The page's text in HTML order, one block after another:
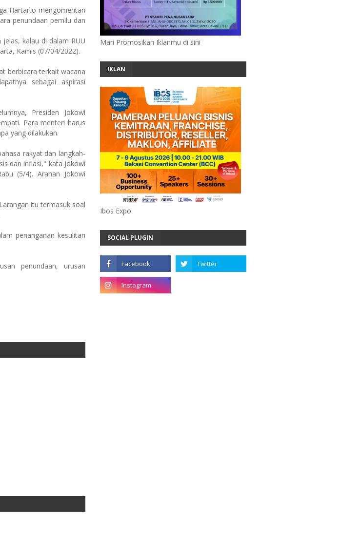
Hartarto mengomentari
penundaan pemilu dan
kalau di dalam RUU
Kamis (07/04/2022).
berbicara terkait wacana
sebagai aspirasi
Presiden Jokowi
Para menteri harus
yang dilakukan.
rakyat dan langkah-
dan inflasi," kata Jokowi
(5/4). Arahan Jokowi
itu termasuk soal
penanganan kesulitan
penundaan, urusan
Mari Promosikan Iklanmu di sini
IKLAN
Ibos Expo
SOCIAL PLUGIN